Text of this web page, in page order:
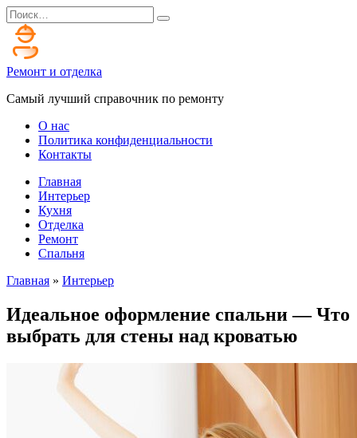
Перейти
к
содержанию
Search
for:
Ремонт и отделка
Самый лучший справочник по ремонту
О нас
Политика конфиденциальности
Контакты
Главная
Интерьер
Кухня
Отделка
Ремонт
Спальня
Главная » Интерьер
Идеальное оформление спальни — Что
выбрать для стены над кроватью